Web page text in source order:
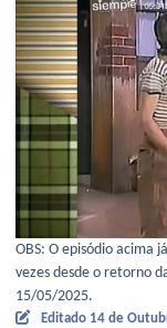
OBS: O episódio acima
vezes desde o retorno
15/05/2025.
Editado 14 de